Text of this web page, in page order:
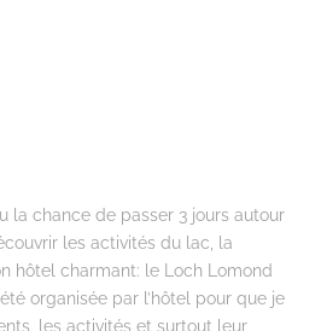
la chance de passer 3 jours autour
les activités du lac, la
hôtel charmant: le Loch Lomond
organisée par l’hôtel pour que je
les activités et surtout leur